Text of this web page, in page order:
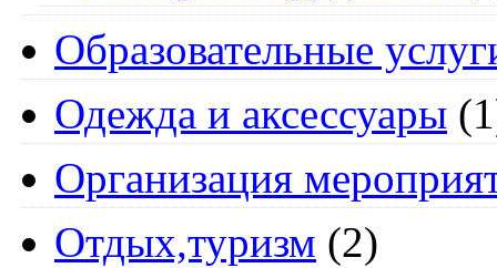
Образовательные
Одежда и аксессуары
Организация
Отдых,туризм (2)